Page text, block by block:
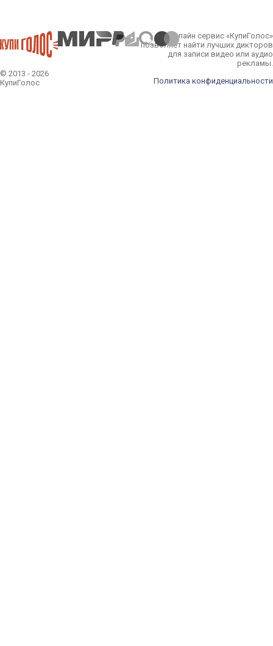
© 2013 - 2026
КупиГолос
Онлайн сервис «КупиГолос»
позволяет найти лучших дикторов
для записи видео или аудио
рекламы.
Политика конфиденциальности